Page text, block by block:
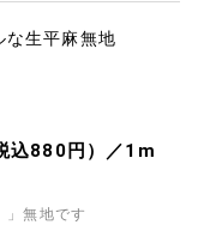
な生平麻無地
込880円）／1m
」無地です